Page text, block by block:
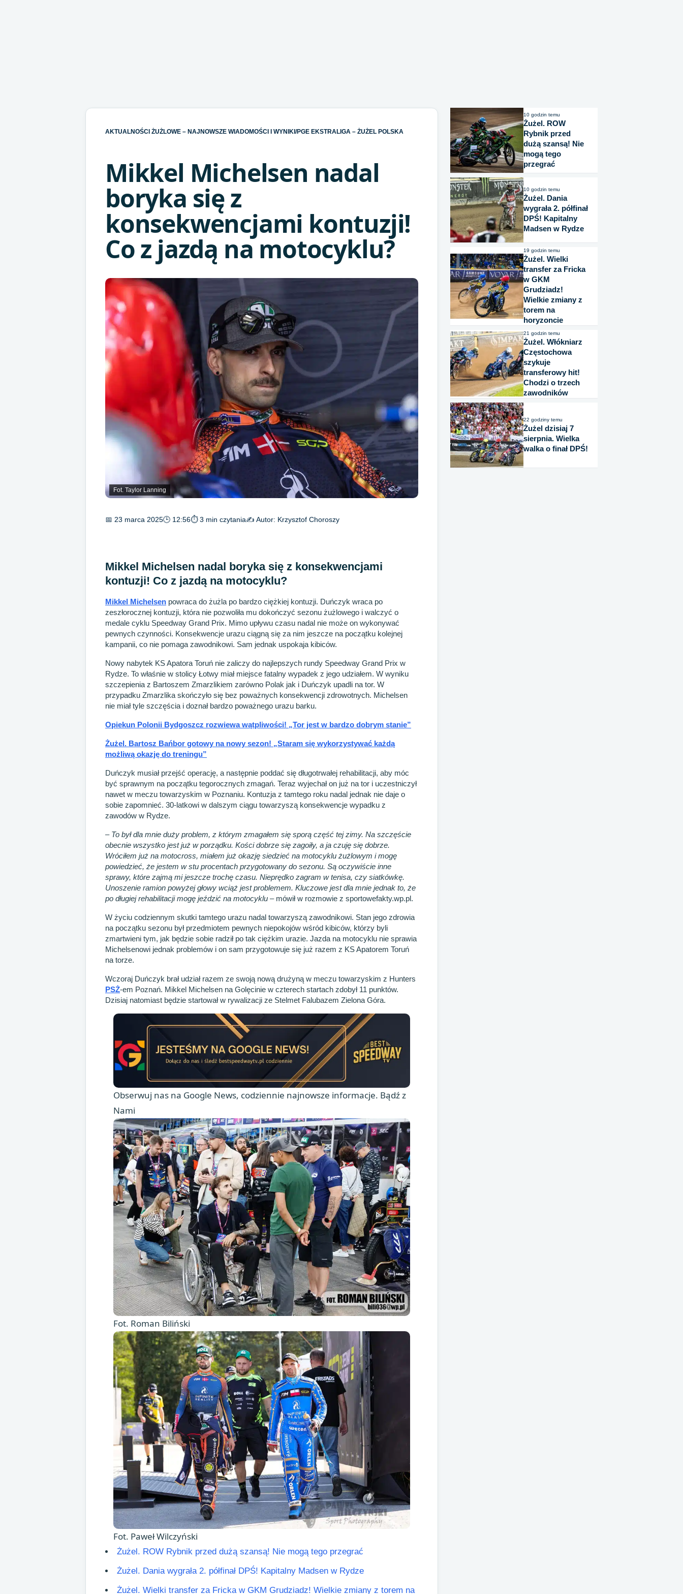
AKTUALNOŚCI ŻUŻLOWE – NAJNOWSZE WIADOMOŚCI I WYNIKI /PGE EKSTRALIGA – ŻUŻEL POLSKA
Mikkel Michelsen nadal
boryka się z
konsekwencjami kontuzji!
Co z jazdą na motocyklu?
Fot. Taylor Lanning
📅 23 marca 2025🕒 12:56⏱ 3 min czytania✍️ Autor: Krzysztof Choroszy
Mikkel Michelsen nadal boryka się z konsekwencjami
kontuzji! Co z jazdą na motocyklu?
Mikkel Michelsen powraca do żużla po bardzo ciężkiej kontuzji. Duńczyk wraca po
zeszłorocznej kontuzji, która nie pozwoliła mu dokończyć sezonu żużlowego i walczyć o
medale cyklu Speedway Grand Prix. Mimo upływu czasu nadal nie może on wykonywać
pewnych czynności. Konsekwencje urazu ciągną się za nim jeszcze na początku kolejnej
kampanii, co nie pomaga zawodnikowi. Sam jednak uspokaja kibiców.
Nowy nabytek KS Apatora Toruń nie zaliczy do najlepszych rundy Speedway Grand Prix w
Rydze. To właśnie w stolicy Łotwy miał miejsce fatalny wypadek z jego udziałem. W wyniku
szczepienia z Bartoszem Zmarzlikiem zarówno Polak jak i Duńczyk upadli na tor. W
przypadku Zmarzlika skończyło się bez poważnych konsekwencji zdrowotnych. Michelsen
nie miał tyle szczęścia i doznał bardzo poważnego urazu barku.
Opiekun Polonii Bydgoszcz rozwiewa wątpliwości! „Tor jest w bardzo dobrym stanie”
Żużel. Bartosz Bańbor gotowy na nowy sezon! „Staram się wykorzystywać każdą
możliwą okazję do treningu”
Duńczyk musiał przejść operację, a następnie poddać się długotrwałej rehabilitacji, aby móc
być sprawnym na początku tegorocznych zmagań. Teraz wyjechał on już na tor i uczestniczył
nawet w meczu towarzyskim w Poznaniu. Kontuzja z tamtego roku nadal jednak nie daje o
sobie zapomnieć. 30-latkowi w dalszym ciągu towarzyszą konsekwencje wypadku z
zawodów w Rydze.
– To był dla mnie duży problem, z którym zmagałem się sporą część tej zimy. Na szczęście
obecnie wszystko jest już w porządku. Kości dobrze się zagoiły, a ja czuję się dobrze.
Wróciłem już na motocross, miałem już okazję siedzieć na motocyklu żużlowym i mogę
powiedzieć, że jestem w stu procentach przygotowany do sezonu. Są oczywiście inne
sprawy, które zajmą mi jeszcze trochę czasu. Nieprędko zagram w tenisa, czy siatkówkę.
Unoszenie ramion powyżej głowy wciąż jest problemem. Kluczowe jest dla mnie jednak to, że
po długiej rehabilitacji mogę jeździć na motocyklu – mówił w rozmowie z sportowefakty.wp.pl.
W życiu codziennym skutki tamtego urazu nadal towarzyszą zawodnikowi. Stan jego zdrowia
na początku sezonu był przedmiotem pewnych niepokojów wśród kibiców, którzy byli
zmartwieni tym, jak będzie sobie radził po tak ciężkim urazie. Jazda na motocyklu nie sprawia
Michelsenowi jednak problemów i on sam przygotowuje się już razem z KS Apatorem Toruń
na torze.
Wczoraj Duńczyk brał udział razem ze swoją nową drużyną w meczu towarzyskim z Hunters
PSŻ-em Poznań. Mikkel Michelsen na Golęcinie w czterech startach zdobył 11 punktów.
Dzisiaj natomiast będzie startował w rywalizacji ze Stelmet Falubazem Zielona Góra.
Obserwuj nas na Google News, codziennie najnowsze informacje. Bądź z
Nami
Fot. Roman Biliński
Fot. Paweł Wilczyński
Żużel. ROW Rybnik przed dużą szansą! Nie mogą tego przegrać
Żużel. Dania wygrała 2. półfinał DPŚ! Kapitalny Madsen w Rydze
Żużel. Wielki transfer za Fricka w GKM Grudziadz! Wielkie zmiany z torem na
10 godzin temu
Żużel. ROW
Rybnik przed
dużą szansą! Nie
mogą tego
przegrać
10 godzin temu
Żużel. Dania
wygrała 2. półfinał
DPŚ! Kapitalny
Madsen w Rydze
19 godzin temu
Żużel. Wielki
transfer za Fricka
w GKM
Grudziadz!
Wielkie zmiany z
torem na
horyzoncie
21 godzin temu
Żużel. Włókniarz
Częstochowa
szykuje
transferowy hit!
Chodzi o trzech
zawodników
22 godziny temu
Żużel dzisiaj 7
sierpnia. Wielka
walka o finał DPŚ!